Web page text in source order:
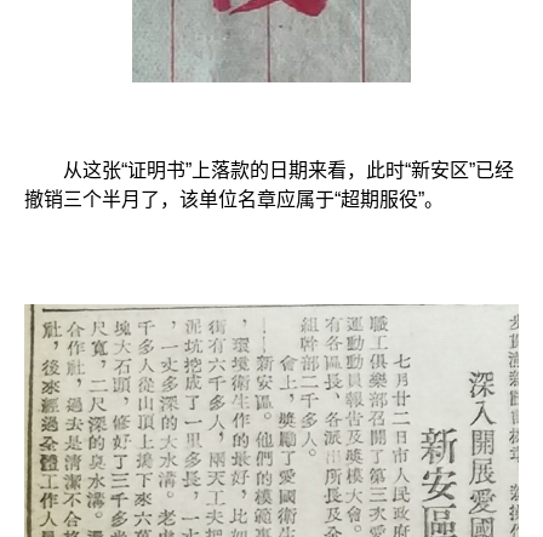
从这张“证明书”上落款的日期来看，此时“新安区”已经
撤销三个半月了，该单位名章应属于“超期服役”。